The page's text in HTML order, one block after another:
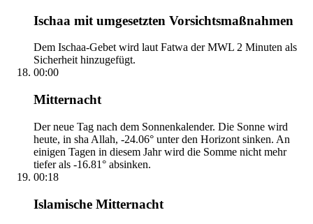
Ischaa mit umgesetzten Vorsichtsmaßnahmen
Dem Ischaa-Gebet wird laut Fatwa der MWL 2 Minuten als
Sicherheit hinzugefügt.
00:00
Mitternacht
Der neue Tag nach dem Sonnenkalender. Die Sonne wird
heute, in sha Allah, -24.06° unter den Horizont sinken. An
einigen Tagen in diesem Jahr wird die Somme nicht mehr
tiefer als -16.81° absinken.
00:18
Islamische Mitternacht